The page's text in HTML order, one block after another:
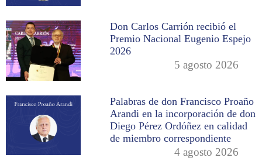
Don Carlos Carrión recibió el
Premio Nacional Eugenio Espejo
2026
5 agosto 2026
Palabras de don Francisco Proaño
Arandi en la incorporación de don
Diego Pérez Ordóñez en calidad
de miembro correspondiente
4 agosto 2026